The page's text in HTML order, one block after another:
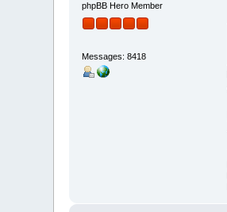
phpBB Hero Member
Messages: 8418